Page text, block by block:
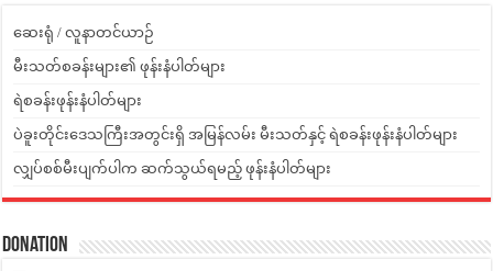
ဆေးရုံ / လူနာတင်ယာဉ်
မီးသတ်စခန်းများ၏ ဖုန်းနံပါတ်များ
ရဲစခန်းဖုန်းနံပါတ်များ
ပဲခူးတိုင်းဒေသကြီးအတွင်းရှိ အမြန်လမ်း မီးသတ်နှင့် ရဲစခန်းဖုန်းနံပါတ်များ
လျှပ်စစ်မီးပျက်ပါက ဆက်သွယ်ရမည့် ဖုန်းနံပါတ်များ
Donation